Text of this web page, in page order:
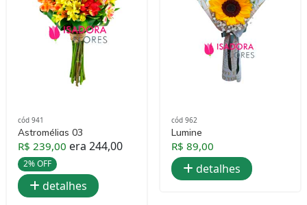
cód 941
Astromélias 03
R$ 239,00 era 244,00
2% OFF
detalhes
cód 962
Lumine
R$ 89,00
detalhes